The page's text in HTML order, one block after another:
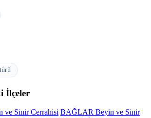
İlçeler
Sinir Cerrahisi BAĞLAR Beyin ve Sinir